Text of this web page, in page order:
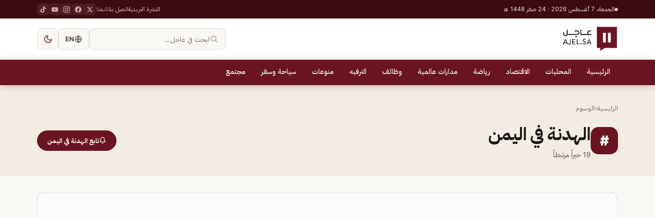
الجمعة، 7 أغسطس 2026 · 24 صفر 1448 هـ النشرة البريديةاتصل بناتابعنا:
ابحث في عاجل… EN
الرئيسية المحليات الاقتصاد رياضة مدارات عالمية وظائف الترفيه منوعات سياحة وسفر مجتمع
الرئيسية‹الوسوم
# الهدنة في اليمن
19 خبراً مرتبطاً
تابع الهدنة في اليمن